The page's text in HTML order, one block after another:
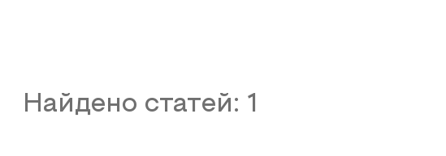
Найдено статей: 1